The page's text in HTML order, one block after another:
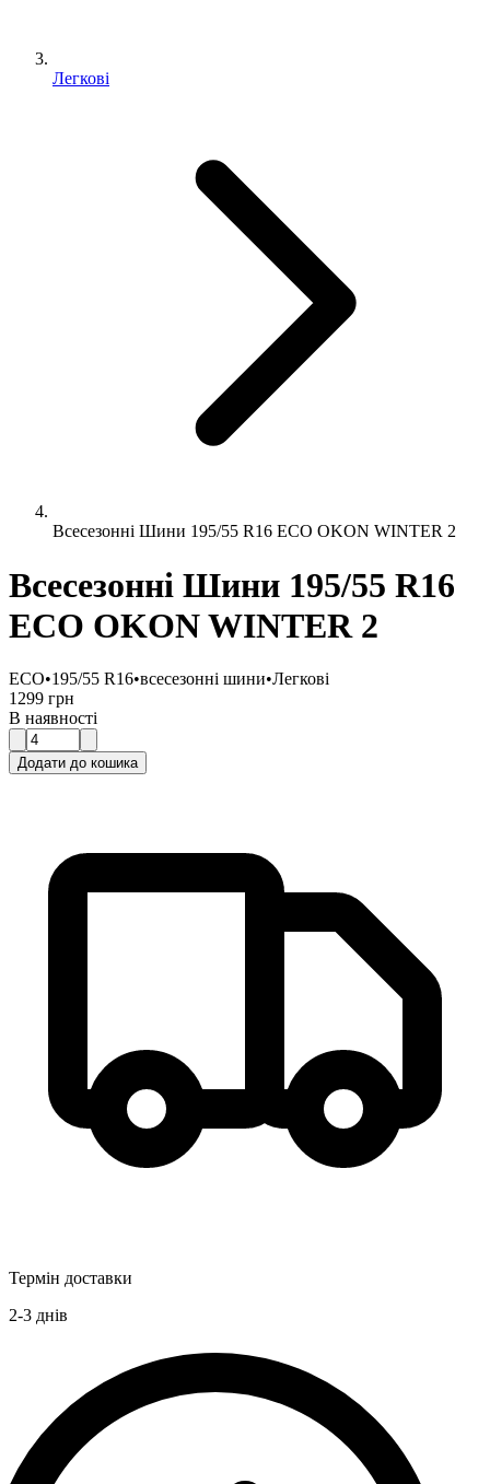
Легкові
Всесезонні Шини 195/55 R16 ECO OKON WINTER 2
Всесезонні Шини 195/55 R16
ECO OKON WINTER 2
ECO•195/55 R16•всесезонні шини•Легкові
1299 грн
В наявності
Додати до кошика
Термін доставки
2-3 днів